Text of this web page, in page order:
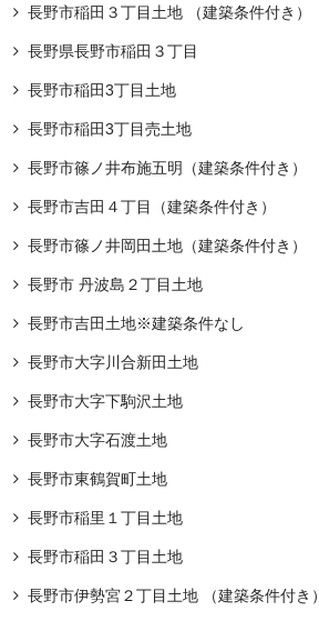
長野市稲田３丁目土地 （建築条件付き）
長野県長野市稲田３丁目
長野市稲田3丁目土地
長野市稲田3丁目売土地
長野市篠ノ井布施五明（建築条件付き）
長野市吉田４丁目（建築条件付き）
長野市篠ノ井岡田土地（建築条件付き）
長野市 丹波島２丁目土地
長野市吉田土地※建築条件なし
長野市大字川合新田土地
長野市大字下駒沢土地
長野市大字石渡土地
長野市東鶴賀町土地
長野市稲里１丁目土地
長野市稲田３丁目土地
長野市伊勢宮２丁目土地 （建築条件付き）